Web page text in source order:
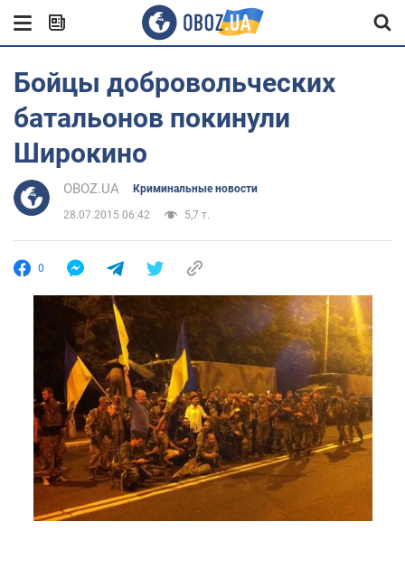
Бойцы добровольческих
батальонов покинули
Широкино
OBOZ.UA Криминальные новости
28.07.2015 06:42 5,7 т.
0